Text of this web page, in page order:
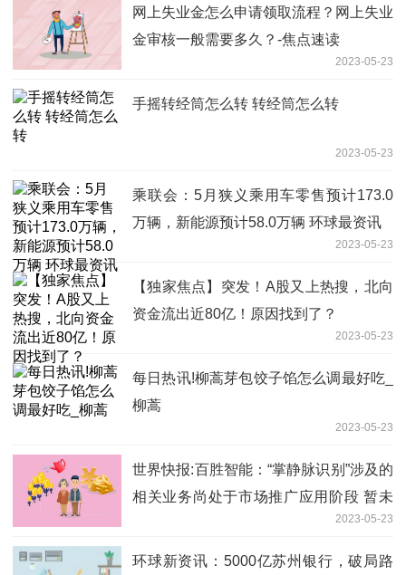
网上失业金怎么申请领取流程？网上失业
金审核一般需要多久？-焦点速读
2023-05-23
手摇转经筒怎么转 转经筒怎么转
2023-05-23
乘联会：5月狭义乘用车零售预计173.0
万辆，新能源预计58.0万辆 环球最资讯
2023-05-23
【独家焦点】突发！A股又上热搜，北向
资金流出近80亿！原因找到了？
2023-05-23
每日热讯!柳蒿芽包饺子馅怎么调最好吃_
柳蒿
2023-05-23
世界快报:百胜智能：“掌静脉识别”涉及的
相关业务尚处于市场推广应用阶段 暂未
2023-05-23
环球新资讯：5000亿苏州银行，破局路